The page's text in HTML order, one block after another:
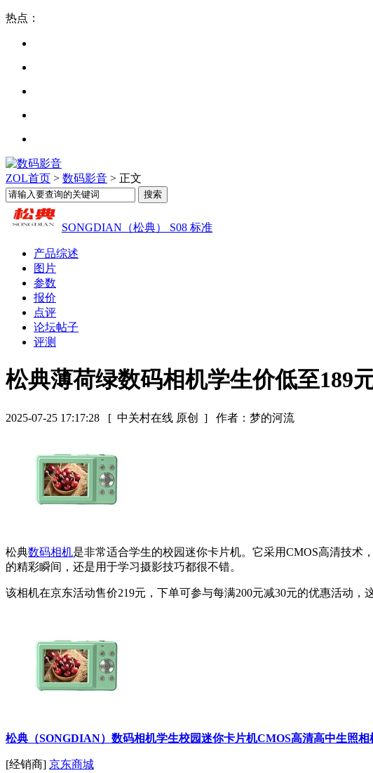
热点：
ZOL首页 > 数码影音 > 正文
SONGDIAN（松典） S08 标准
产品综述
图片
参数
报价
点评
论坛帖子
评测
松典薄荷绿数码相机学生价低至189
2025-07-25 17:17:28 [ 中关村在线 原创 ] 作者：梦的河流
松典数码相机是非常适合学生的校园迷你卡片机。它采用CMOS高清技术
的精彩瞬间，还是用于学习摄影技巧都很不错。
该相机在京东活动售价219元，下单可参与每满200元减30元的优惠活动，
松典（SONGDIAN）数码相机学生校园迷你卡片机CMOS高清高中生照相
[经销商] 京东商城